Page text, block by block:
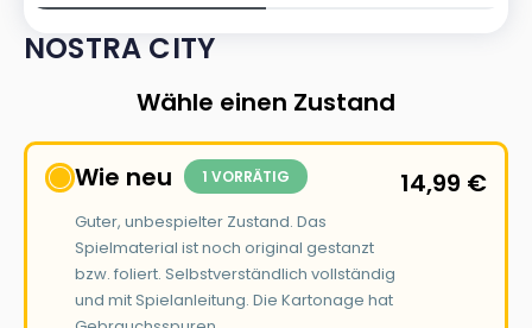
NOSTRA CITY
Wähle einen Zustand
Wie neu 1 VORRÄTIG
Guter, unbespielter Zustand. Das
Spielmaterial ist noch original gestanzt
bzw. foliert. Selbstverständlich vollständig
und mit Spielanleitung. Die Kartonage hat
14,99 €